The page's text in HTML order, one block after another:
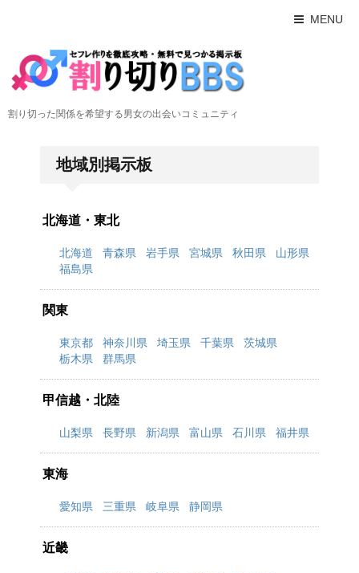
MENU
割り切った関係を希望する男女の出会いコミュニティ
地域別掲示板
北海道・東北
北海道 青森県 岩手県 宮城県 秋田県
山形県
福島県
関東
東京都 神奈川県 埼玉県 千葉県
茨城県
栃木県
群馬県
甲信越・北陸
山梨県 長野県 新潟県 富山県 石川県 福井県
東海
愛知県 三重県 岐阜県 静岡県
近畿